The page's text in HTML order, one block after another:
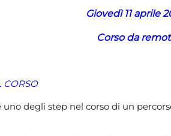
Giovedì 11 aprile
Corso da
CORSO
uno degli step nel corso di un